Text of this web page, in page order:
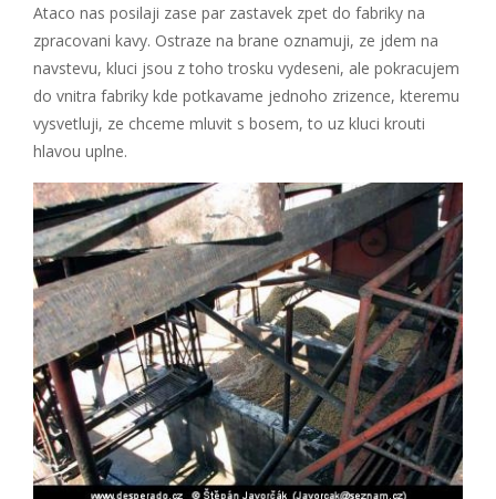
Ataco nas posilaji zase par zastavek zpet do fabriky na
zpracovani kavy. Ostraze na brane oznamuji, ze jdem na
navstevu, kluci jsou z toho trosku vydeseni, ale pokracujem
do vnitra fabriky kde potkavame jednoho zrizence, kteremu
vysvetluji, ze chceme mluvit s bosem, to uz kluci krouti
hlavou uplne.